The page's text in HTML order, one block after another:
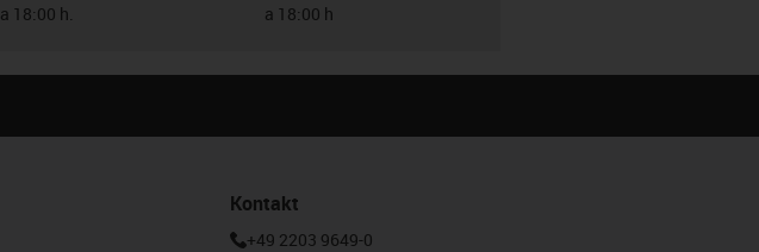
a 18:00 h.
a 18:00 h
Kontakt
+49 2203 9649-0